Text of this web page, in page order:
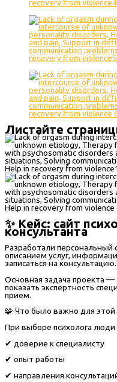
Листайте
✨ Кейс: сайт
консультанта
Разработали персональный
описанием услуг,
записаться на консультацию.
Основная задача проекта
показать экспертность
прием.
🧩 Что было важно для
При выборе психолога
✔ доверие к специалисту
✔ опыт работы
✔ направления